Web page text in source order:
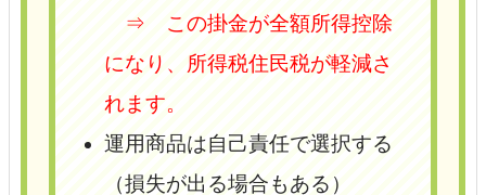
⇒ この掛金が全額所得控除
になり、所得税住民税が軽減さ
れます。
運用商品は自己責任で選択する
（損失が出る場合もある）